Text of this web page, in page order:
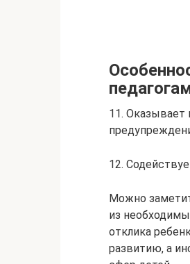
11. Оказывает
12.
Можно
из
отклика
развитию, а